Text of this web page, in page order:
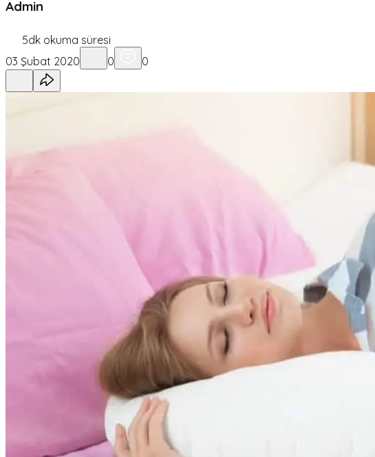
Admin
5dk okuma süresi
03 Şubat 2020
0 0